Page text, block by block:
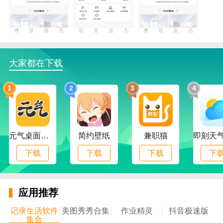
大家都在下载
1
元气桌面下载
下载
2
简约壁纸
下载
3
兼职猫
下载
4
下
应用推荐
记录生活软件
集合
美图秀秀合集 作业精灵 抖音极速版